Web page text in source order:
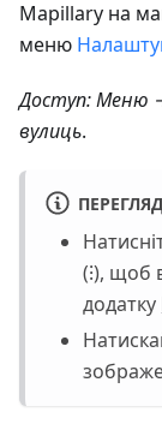
Mapillary на
меню
Доступ:Меню
вулиць.
(⁝), щоб
додатку